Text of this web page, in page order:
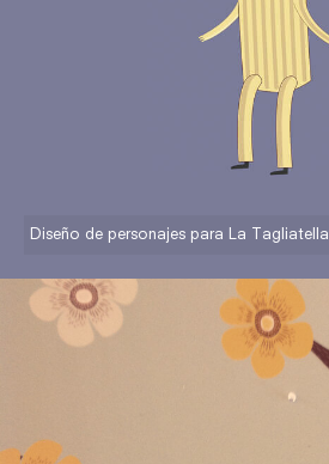
Diseño de personajes para La Tagliatella